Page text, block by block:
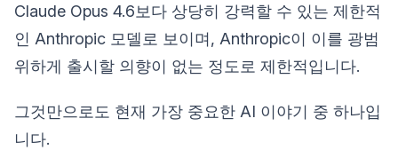
Claude Opus 4.6보다 상당히 강력할 수 있는 제한적
인 Anthropic 모델로 보이며, Anthropic이 이를 광범
위하게 출시할 의향이 없는 정도로 제한적입니다.
그것만으로도 현재 가장 중요한 AI 이야기 중 하나입
니다.